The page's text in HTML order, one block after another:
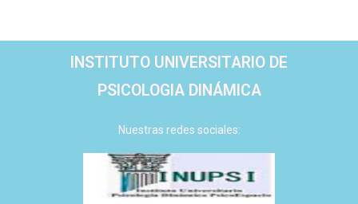
INSTITUTO UNIVERSITARIO DE
PSICOLOGIA DINÁMICA
Nuestras redes sociales: